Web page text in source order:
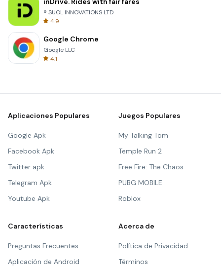
® SUOL INNOVATIONS LTD
4.9
Google Chrome
Google LLC
4.1
Aplicaciones Populares
Google Apk
Facebook Apk
Twitter apk
Telegram Apk
Youtube Apk
Juegos Populares
My Talking Tom
Temple Run 2
Free Fire: The Chaos
PUBG MOBILE
Roblox
Características
Preguntas Frecuentes
Aplicación de Android
Acerca de
Política de Privacidad
Términos